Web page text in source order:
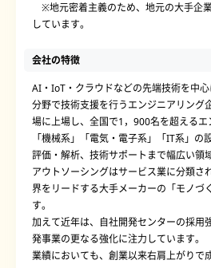
※地元密着主義のため、地元の大手企
しています。
会社の特徴
AI・IoT・クラウドなどの先端技術を中
分野で技術支援を行うエンジニアリング
場に上場し、全国で1，900名を超えるエ
「機械系」「電気・電子系」「IT系」の
評価・解析、技術サポートまで幅広い領
アウトソーシングはサービス業に分類さ
界をリードする大手メーカーの「モノづ
す。
加えて近年は、自社開発センターの採用
発事業の更なる強化に注力しています。
業績においても、創業以来右肩上がりで